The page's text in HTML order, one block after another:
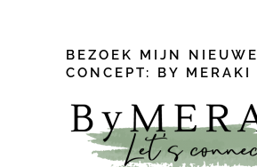
BEZOEK MIJN NIEUWE
CONCEPT: BY MERAKI